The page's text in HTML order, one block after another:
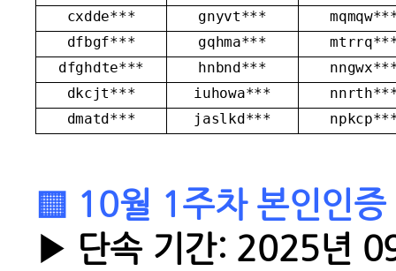
cxdde***
gnyvt***
dfbgf***
gqhma***
dfghdte***
hnbnd***
dkcjt***
iuhowa***
dmatd***
jaslkd***
▒ 10월 1주차 본인인
▶ 단속 기간: 2025년